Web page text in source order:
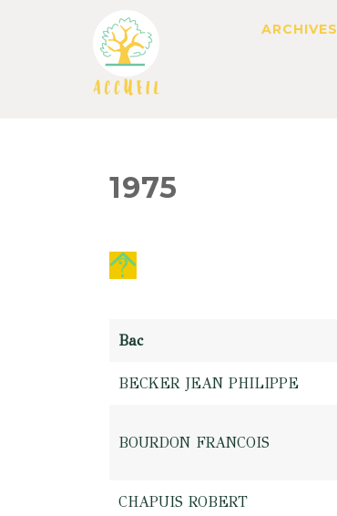
ARCHIVES
1975
Bac
BECKER JEAN PHILIPPE
BOURDON FRANCOIS
CHAPUIS ROBERT